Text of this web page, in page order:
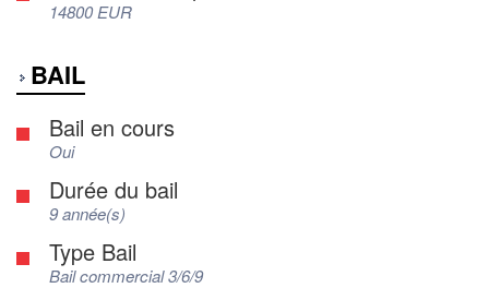
14800 EUR
BAIL
Bail en cours
Oui
Durée du bail
9 année(s)
Type Bail
Bail commercial 3/6/9